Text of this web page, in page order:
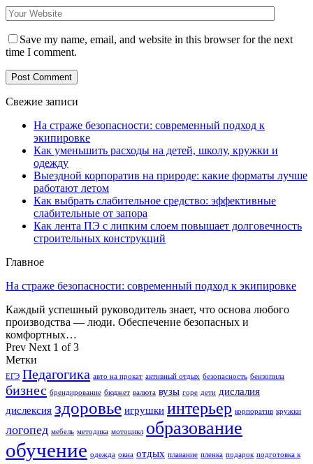
Save my name, email, and website in this browser for the next
time I comment.
Свежие записи
На страже безопасности: современный подход к
экипировке
Как уменьшить расходы на детей, школу, кружки и
одежду
Выездной корпоратив на природе: какие форматы лучше
работают летом
Как выбрать слабительное средство: эффективные
слабительные от запора
Как лента ПЭ с липким слоем повышает долговечность
строительных конструкций
Главное
На страже безопасности: современный подход к экипировке
Каждый успешный руководитель знает, что основа любого
производства — люди. Обеспечение безопасных и
комфортных…
Prev Next 1 of 3
Метки
ЕГЭ Педагогика авто на прокат активный отдых безопасность бензопила
бизнес брендирование бюджет валюта вузы горе дети дислалия
дислексия здоровье игрушки интерьер корпоратив кружки
логопед мебель методика мотоцикл образование
обучение одежда окна отдых плавание пленка подарок подготовка к